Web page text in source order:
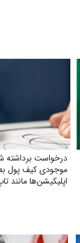
درخواست
موجودی کیف پول
اپلیکیشن‌ها مانند